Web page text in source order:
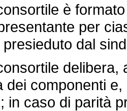
è formato
per
dal
delibera,
dei componenti
in caso di parità